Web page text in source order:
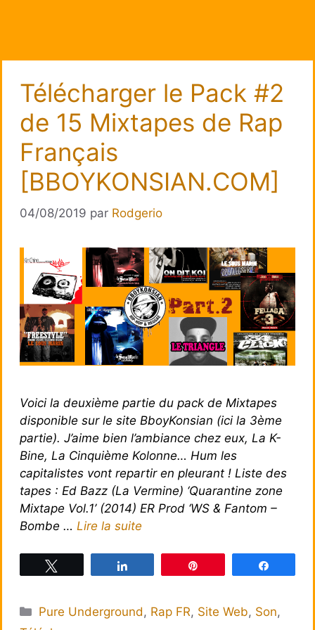
Télécharger le Pack #2
de 15 Mixtapes de Rap
Français
[BBOYKONSIAN.COM]
04/08/2019 par Rodgerio
Voici la deuxième partie du pack de Mixtapes
disponible sur le site BboyKonsian (ici la 3ème
partie). J’aime bien l’ambiance chez eux, La K-
Bine, La Cinquième Kolonne… Hum les
capitalistes vont repartir en pleurant ! Liste des
tapes : Ed Bazz (La Vermine) ‘Quarantine zone
Mixtape Vol.1’ (2014) ER Prod ‘WS & Fantom –
Bombe … Lire la suite
Catégories
Pure Underground , Rap FR, Site Web, Son,